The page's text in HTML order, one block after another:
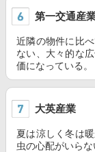
第一交通産
近隣の物件に比
ない、大々的な
価になっている。
大英産業
夏は涼しく冬は
虫の心配がいらな